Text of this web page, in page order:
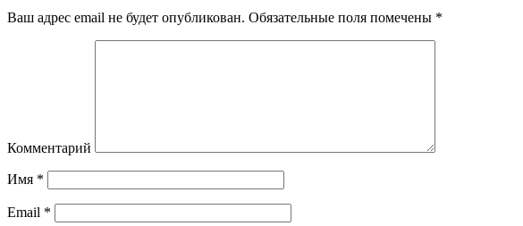
Ваш адрес email не будет опубликован. Обязательные поля помечены *
Комментарий
Имя *
Email *